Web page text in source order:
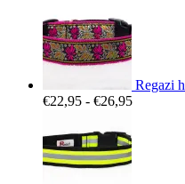
Regazi
€22,95 - €26,95